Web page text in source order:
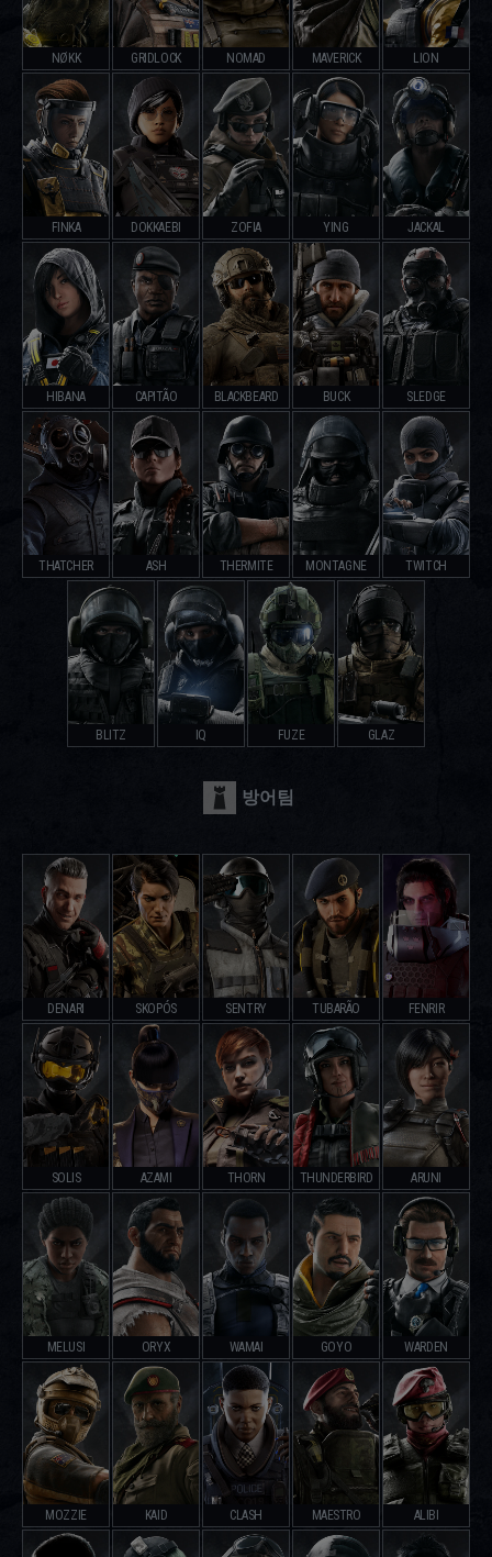
NØKK GRIDLOCK NOMAD MAVERICK LION
FINKA DOKKAEBI ZOFIA YING JACKAL
HIBANA CAPITÃO BLACKBEARD BUCK SLEDGE
THATCHER ASH THERMITE MONTAGNE TWITCH
BLITZ IQ FUZE GLAZ
방어팀
DENARI SKOPÓS SENTRY TUBARÃO FENRIR
SOLIS AZAMI THORN THUNDERBIRD ARUNI
MELUSI ORYX WAMAI GOYO WARDEN
MOZZIE KAID CLASH MAESTRO ALIBI